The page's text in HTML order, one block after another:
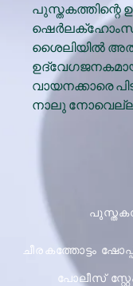
പുസ്തകത്തിന്റെ
ശൈലിയില്‍
വായനക്കാരെ
നാലു
ചീരകത്തോട്ടം
പോലീസ്